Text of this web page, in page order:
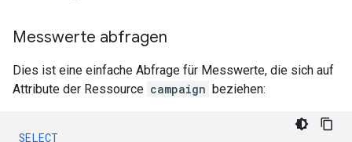
Messwerte abfragen
Dies ist eine einfache Abfrage für Messwerte, die sich auf
Attribute der Ressource campaign beziehen:
SELECT